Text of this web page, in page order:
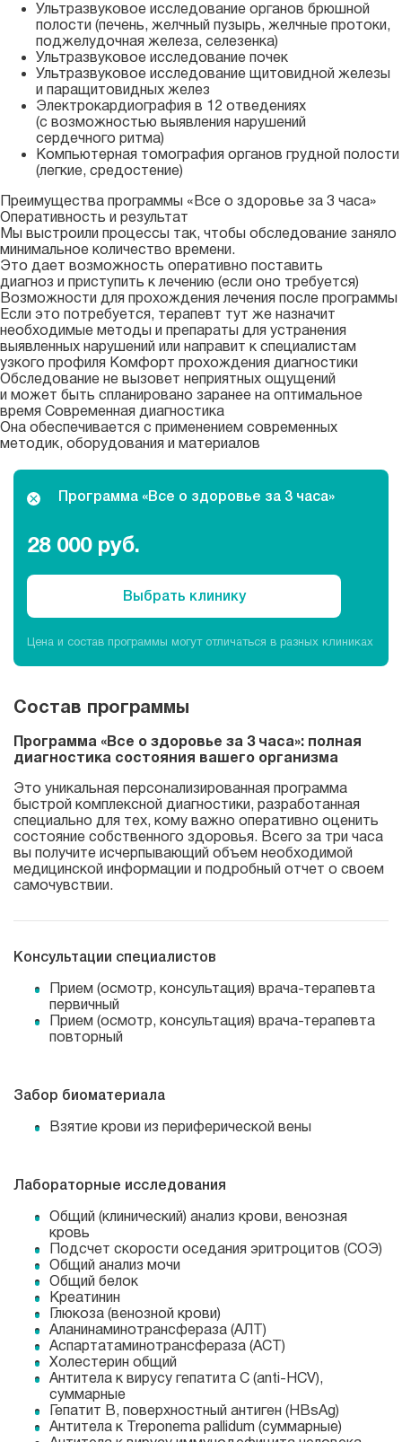
Ультразвуковое исследование органов брюшной
полости (печень, желчный пузырь, желчные протоки,
поджелудочная железа, селезенка)
Ультразвуковое исследование почек
Ультразвуковое исследование щитовидной железы
и паращитовидных желез
Электрокардиография в 12 отведениях
(с возможностью выявления нарушений
сердечного ритма)
Компьютерная томография органов грудной полости
(легкие, средостение)
Преимущества программы «Все о здоровье за 3 часа»
Оперативность и результат
Мы выстроили процессы так, чтобы обследование заняло
минимальное количество времени.
Это дает возможность оперативно поставить
диагноз и приступить к лечению (если оно требуется)
Возможности для прохождения лечения после программы
Если это потребуется, терапевт тут же назначит
необходимые методы и препараты для устранения
выявленных нарушений или направит к специалистам
узкого профиля Комфорт прохождения диагностики
Обследование не вызовет неприятных ощущений
и может быть спланировано заранее на оптимальное
время Современная диагностика
Она обеспечивается с применением современных
методик, оборудования и материалов
Программа «Все о здоровье за 3 часа»
28 000 руб.
Выбрать клинику
Цена и состав программы могут отличаться в разных клиниках
Состав программы
Программа «Все о здоровье за 3 часа»: полная
диагностика состояния вашего организма
Это уникальная персонализированная программа
быстрой комплексной диагностики, разработанная
специально для тех, кому важно оперативно оценить
состояние собственного здоровья. Всего за три часа
вы получите исчерпывающий объем необходимой
медицинской информации и подробный отчет о своем
самочувствии.
Консультации специалистов
Прием (осмотр, консультация) врача-терапевта
первичный
Прием (осмотр, консультация) врача-терапевта
повторный
Забор биоматериала
Взятие крови из периферической вены
Лабораторные исследования
Общий (клинический) анализ крови, венозная
кровь
Подсчет скорости оседания эритроцитов (СОЭ)
Общий анализ мочи
Общий белок
Креатинин
Глюкоза (венозной крови)
Аланинаминотрансфераза (АЛТ)
Аспартатаминотрансфераза (АСТ)
Холестерин общий
Антитела к вирусу гепатита С (anti-HCV),
суммарные
Гепатит B, поверхностный антиген (HBsAg)
Антитела к Treponema pallidum (суммарные)